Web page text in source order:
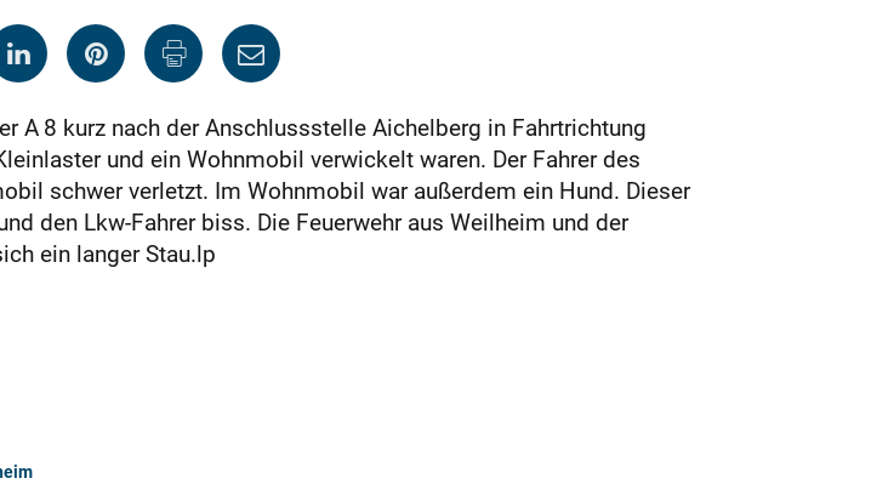
A 8 kurz nach der Anschlussstelle Aichelberg in Fahrtrichtung
und ein Wohnmobil verwickelt waren. Der Fahrer des
schwer verletzt. Im Wohnmobil war außerdem ein Hund. Dieser
den Lkw-Fahrer biss. Die Feuerwehr aus Weilheim und der
ein langer Stau.lp